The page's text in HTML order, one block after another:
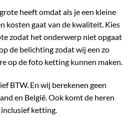
heeft omdat als je een kleine
kosten gaat van de kwaliteit. Kies
zodat het onderwerp niet opgaat
de belichting zodat wij een zo
op de foto ketting kunnen maken.
BTW. En wij berekenen geen
en België. Ook komt de heren
ketting.